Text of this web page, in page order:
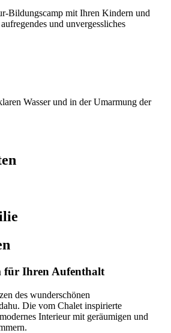
Bildungscamp mit Ihren Kindern und
und unvergessliches
Wasser und in der Umarmung der
für Ihren Aufenthalt
des wunderschönen
Die vom Chalet inspirierte
Interieur mit geräumigen und